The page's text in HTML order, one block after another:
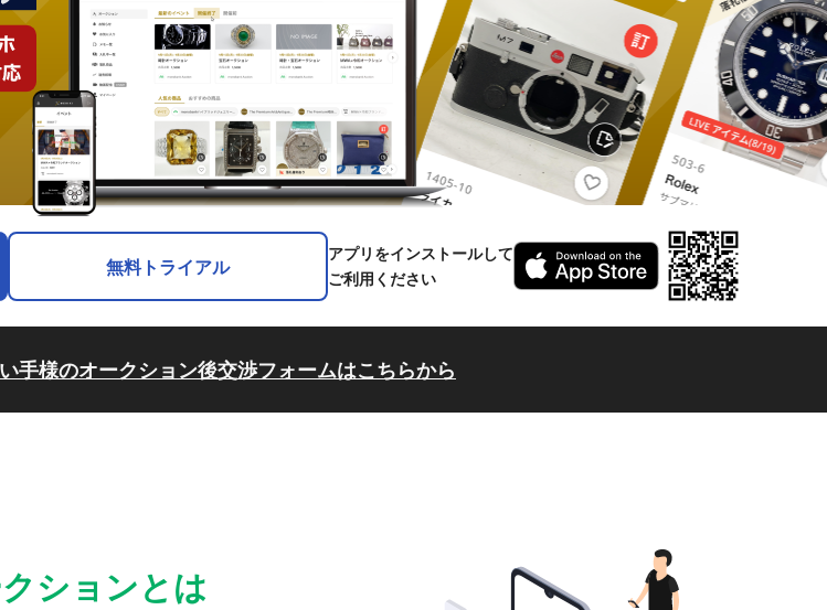
無料トライアル
アプリをインストールして
ご利用ください
手様のオークション後交渉フォームはこちらから
ションとは